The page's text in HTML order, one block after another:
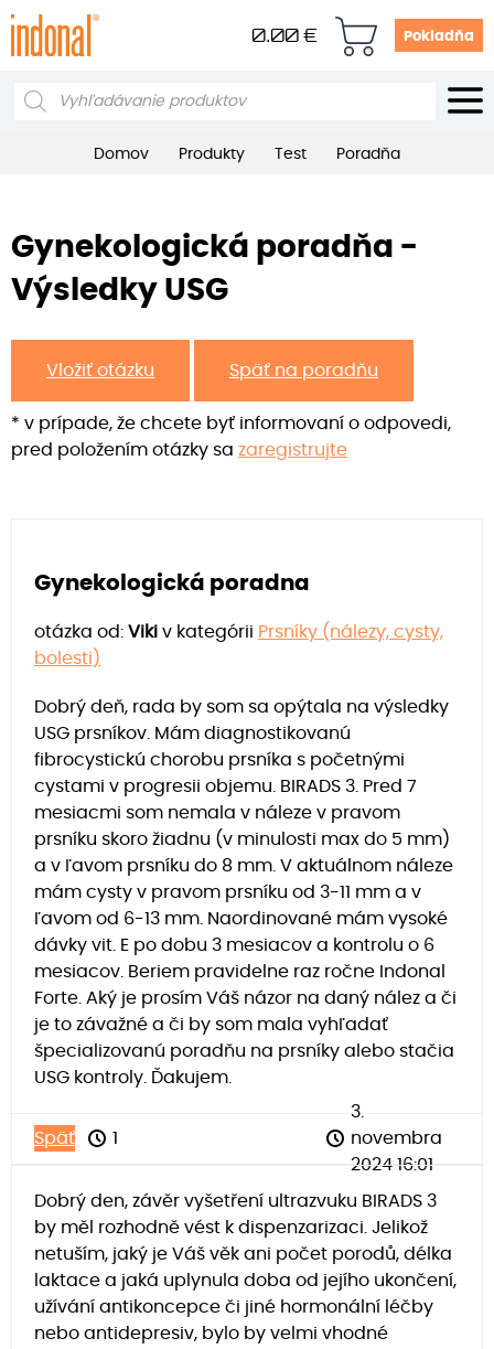
0.00 € Pokladňa
Products
Domov Produkty Test Poradňa
Gynekologická poradňa -
Výsledky USG
Vložiť otázku Späť na poradňu
* v prípade, že chcete byť informovaní o odpovedi,
pred položením otázky sa zaregistrujte
Gynekologická poradna
otázka od: Viki v kategórii Prsníky (nálezy, cysty,
bolesti)
Dobrý deň, rada by som sa opýtala na výsledky
USG prsníkov. Mám diagnostikovanú
fibrocystickú chorobu prsníka s početnými
cystami v progresii objemu. BIRADS 3. Pred 7
mesiacmi som nemala v náleze v pravom
prsníku skoro žiadnu (v minulosti max do 5 mm)
a v ľavom prsníku do 8 mm. V aktuálnom náleze
mám cysty v pravom prsníku od 3-11 mm a v
ľavom od 6-13 mm. Naordinované mám vysoké
dávky vit. E po dobu 3 mesiacov a kontrolu o 6
mesiacov. Beriem pravidelne raz ročne Indonal
Forte. Aký je prosím Váš názor na daný nález a či
je to závažné a či by som mala vyhľadať
špecializovanú poradňu na prsníky alebo stačia
USG kontroly. Ďakujem.
Späť 1
3.
novembra
2024 16:01
Dobrý den, závěr vyšetření ultrazvuku BIRADS 3
by měl rozhodně vést k dispenzarizaci. Jelikož
netuším, jaký je Váš věk ani počet porodů, délka
laktace a jaká uplynula doba od jejího ukončení,
užívání antikoncepce či jiné hormonální léčby
nebo antidepresiv, bylo by velmi vhodné